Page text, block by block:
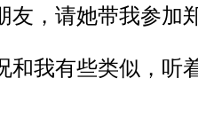
， 请她带我参加
我有些类似，听